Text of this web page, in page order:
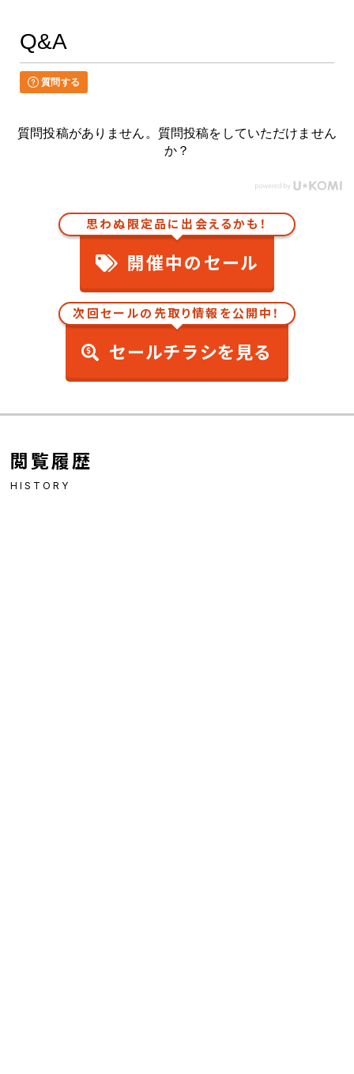
Q&A
質問する
質問投稿がありません。質問投稿をしていただけません
か？
思わぬ限定品に出会えるかも！
開催中のセール
次回セールの先取り情報を公開中！
セールチラシを見る
閲覧履歴
HISTORY